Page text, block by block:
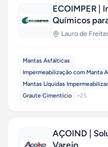
ECOIMPER |
Químicos
Lauro de
Mantas Asfálticas
Impermeabilização com Manta
Mantas Líquidas
Graute Cimentício
+25
AÇOIND |